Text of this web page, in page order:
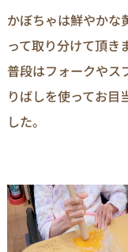
かぼちゃは鮮やかな
って取り分けて頂き
普段はフォークやス
りばしを使ってお目
した。